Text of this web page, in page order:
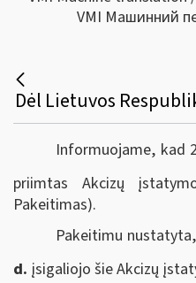
VMI Машинний
Informuojame, kad
priimtas Akcizų
Pakeitimas).
Pakeitimu
d. įsigaliojo šie Akcizų